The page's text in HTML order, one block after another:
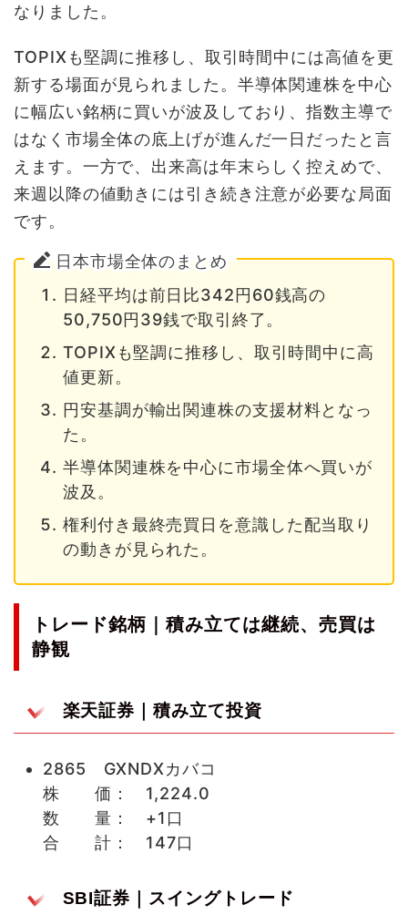
なりました。
TOPIXも堅調に推移し、取引時間中には高値を更
新する場面が見られました。半導体関連株を中心
に幅広い銘柄に買いが波及しており、指数主導で
はなく市場全体の底上げが進んだ一日だったと言
えます。一方で、出来高は年末らしく控えめで、
来週以降の値動きには引き続き注意が必要な局面
です。
日本市場全体のまとめ
日経平均は前日比342円60銭高の
50,750円39銭で取引終了。
TOPIXも堅調に推移し、取引時間中に高
値更新。
円安基調が輸出関連株の支援材料となっ
た。
半導体関連株を中心に市場全体へ買いが
波及。
権利付き最終売買日を意識した配当取り
の動きが見られた。
トレード銘柄｜積み立ては継続、売買は
静観
楽天証券｜積み立て投資
2865 GXNDXカバコ
株 価： 1,224.0
数 量： +1口
合 計： 147口
SBI証券｜スイングトレード